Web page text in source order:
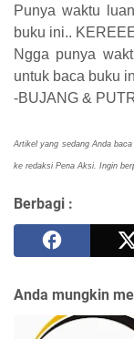
Punya waktu
buku ini..
Ngga punya
untuk baca buku
-BUJANG &
Artikel yang sedang Anda
ke redaksi Pena Aksi. Ingin
Berbagi :
Anda mungkin